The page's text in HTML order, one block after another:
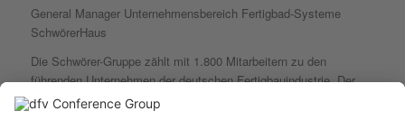
General Manager Unternehmensbereich Fertigbad-Systeme
SchwörerHaus
Die Schwörer-Gruppe zählt mit 1.800 Mitarbeitern zu den
führenden Unternehmen der deutschen Fertigbauindustrie. Der
Bereich Schwörer Fertigbad-Systeme bei Berlin ist auf die